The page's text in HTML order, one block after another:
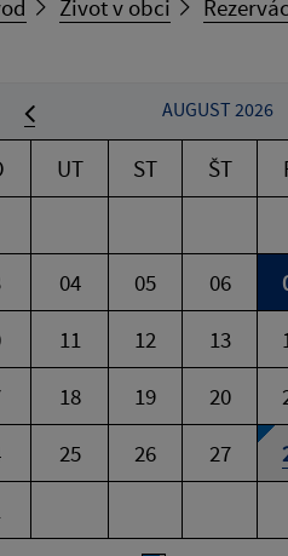
Život v obci
AUGUST 2026
UT ST ŠT
04 05 06
11 12 13
18 19 20
25 26 27